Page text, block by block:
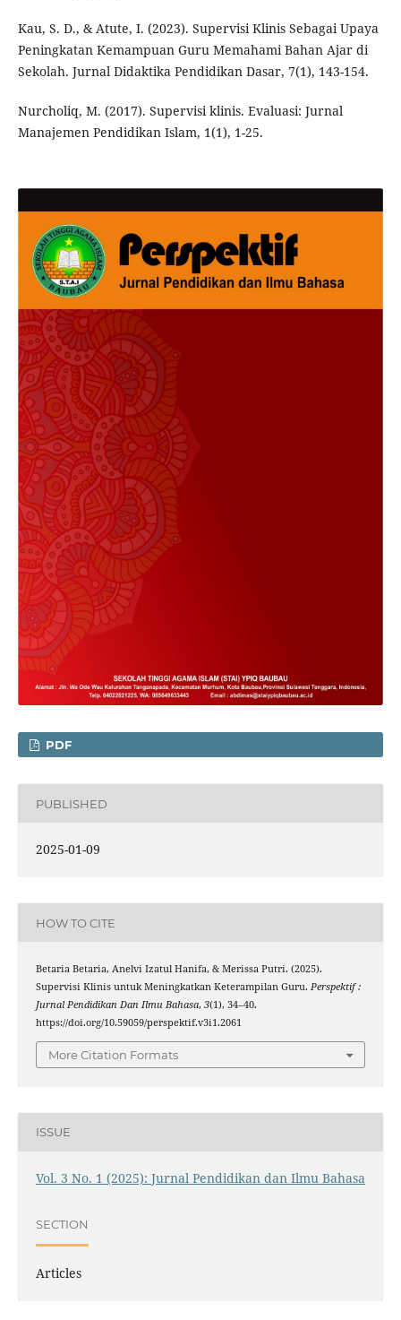
Kau, S. D., & Atute, I. (2023). Supervisi Klinis Sebagai Upaya
Peningkatan Kemampuan Guru Memahami Bahan Ajar di
Sekolah. Jurnal Didaktika Pendidikan Dasar, 7(1), 143-154.
Nurcholiq, M. (2017). Supervisi klinis. Evaluasi: Jurnal
Manajemen Pendidikan Islam, 1(1), 1-25.
PDF
PUBLISHED
2025-01-09
HOW TO CITE
Betaria Betaria, Anelvi Izatul Hanifa, & Merissa Putri. (2025).
Supervisi Klinis untuk Meningkatkan Keterampilan Guru. Perspektif :
Jurnal Pendidikan Dan Ilmu Bahasa, 3(1), 34–40.
https://doi.org/10.59059/perspektif.v3i1.2061
More Citation Formats
ISSUE
Vol. 3 No. 1 (2025): Jurnal Pendidikan dan Ilmu Bahasa
SECTION
Articles